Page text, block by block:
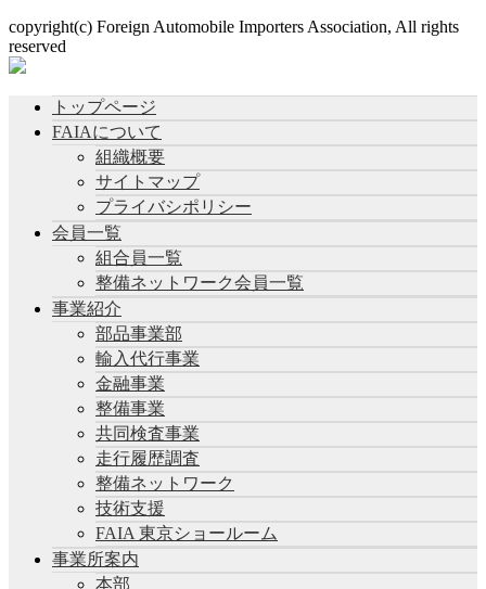
copyright(c) Foreign Automobile Importers Association, All rights
reserved
トップページ
FAIAについて
組織概要
サイトマップ
プライバシポリシー
会員一覧
組合員一覧
整備ネットワーク会員一覧
事業紹介
部品事業部
輸入代行事業
金融事業
整備事業
共同検査事業
走行履歴調査
整備ネットワーク
技術支援
FAIA 東京ショールーム
事業所案内
本部